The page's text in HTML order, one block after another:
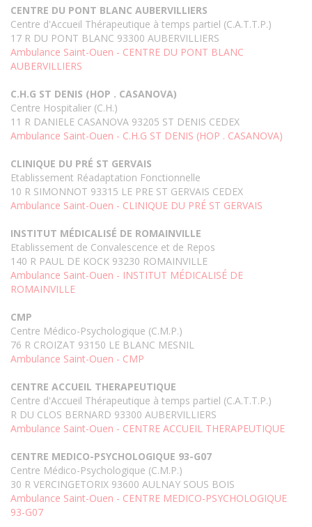
CENTRE DU PONT BLANC AUBERVILLIERS
Centre d'Accueil Thérapeutique à temps partiel (C.A.T.T.P.)
17 R DU PONT BLANC 93300 AUBERVILLIERS
Ambulance Saint-Ouen - CENTRE DU PONT BLANC
AUBERVILLIERS
C.H.G ST DENIS (HOP . CASANOVA)
Centre Hospitalier (C.H.)
11 R DANIELE CASANOVA 93205 ST DENIS CEDEX
Ambulance Saint-Ouen - C.H.G ST DENIS (HOP . CASANOVA)
CLINIQUE DU PRÉ ST GERVAIS
Etablissement Réadaptation Fonctionnelle
10 R SIMONNOT 93315 LE PRE ST GERVAIS CEDEX
Ambulance Saint-Ouen - CLINIQUE DU PRÉ ST GERVAIS
INSTITUT MÉDICALISÉ DE ROMAINVILLE
Etablissement de Convalescence et de Repos
140 R PAUL DE KOCK 93230 ROMAINVILLE
Ambulance Saint-Ouen - INSTITUT MÉDICALISÉ DE
ROMAINVILLE
CMP
Centre Médico-Psychologique (C.M.P.)
76 R CROIZAT 93150 LE BLANC MESNIL
Ambulance Saint-Ouen - CMP
CENTRE ACCUEIL THERAPEUTIQUE
Centre d'Accueil Thérapeutique à temps partiel (C.A.T.T.P.)
R DU CLOS BERNARD 93300 AUBERVILLIERS
Ambulance Saint-Ouen - CENTRE ACCUEIL THERAPEUTIQUE
CENTRE MEDICO-PSYCHOLOGIQUE 93-G07
Centre Médico-Psychologique (C.M.P.)
30 R VERCINGETORIX 93600 AULNAY SOUS BOIS
Ambulance Saint-Ouen - CENTRE MEDICO-PSYCHOLOGIQUE
93-G07